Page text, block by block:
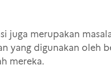
juga merupakan
yang digunakan oleh
mereka.